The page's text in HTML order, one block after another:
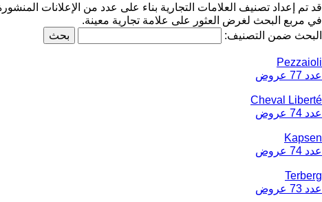
قد تم إعداد تصنيف العلامات التجارية بناء على عدد من الإعلانات
في مربع البحث لغرض العثور على علامة تجارية معينة.
البحث ضمن التصنيف:
Pezzaioli
عدد 77 عروض
Cheval Liberté
عدد 74 عروض
Kapsen
عدد 74 عروض
Terberg
عدد 73 عروض